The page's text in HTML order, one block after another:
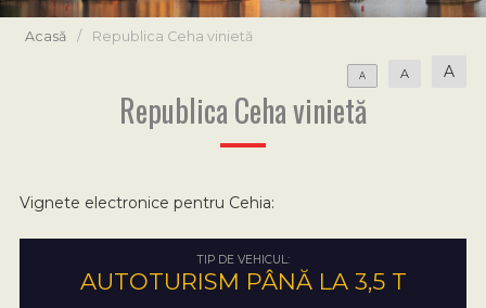
Acasă / Republica Ceha vinietă
A A A
Republica Ceha vinietă
Vignete electronice pentru Cehia:
TIP DE VEHICUL:
AUTOTURISM PÂNĂ LA 3,5 T